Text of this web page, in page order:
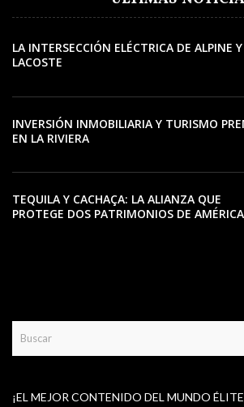
LA INTERSECCIÓN ELÉCTRICA DE ALPINE Y
LACOSTE
INVERSIÓN INMOBILIARIA Y TURISMO
EN LA RIVIERA
TEQUILA Y CACHAÇA: LA ALIANZA QUE
PROTEGE DOS PATRIMONIOS DE AMÉRICA
¡EL MEJOR CONTENIDO DEL MUNDO